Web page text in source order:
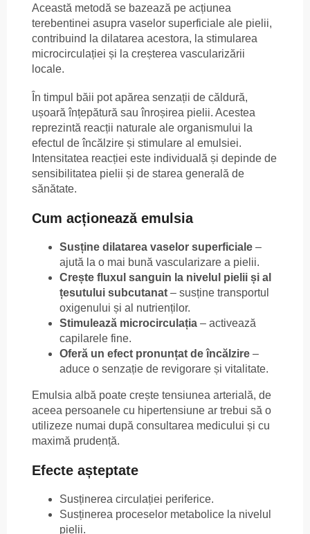
Această metodă se bazează pe acțiunea
terebentinei asupra vaselor superficiale ale pielii,
contribuind la dilatarea acestora, la stimularea
microcirculației și la creșterea vascularizării
locale.
În timpul băii pot apărea senzații de căldură,
ușoară înțepătură sau înroșirea pielii. Acestea
reprezintă reacții naturale ale organismului la
efectul de încălzire și stimulare al emulsiei.
Intensitatea reacției este individuală și depinde de
sensibilitatea pielii și de starea generală de
sănătate.
Cum acționează emulsia
Susține dilatarea vaselor superficiale –
ajută la o mai bună vascularizare a pielii.
Crește fluxul sanguin la nivelul pielii și al
țesutului subcutanat – susține transportul
oxigenului și al nutrienților.
Stimulează microcirculația – activează
capilarele fine.
Oferă un efect pronunțat de încălzire –
aduce o senzație de revigorare și vitalitate.
Emulsia albă poate crește tensiunea arterială, de
aceea persoanele cu hipertensiune ar trebui să o
utilizeze numai după consultarea medicului și cu
maximă prudență.
Efecte așteptate
Susținerea circulației periferice.
Susținerea proceselor metabolice la nivelul
pielii.